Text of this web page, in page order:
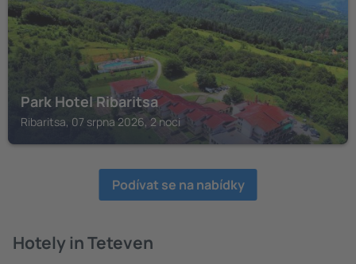
Park Hotel Ribaritsa
Ribaritsa, 07 srpna 2026, 2 noci
Podívat se na nabídky
Hotely in Teteven